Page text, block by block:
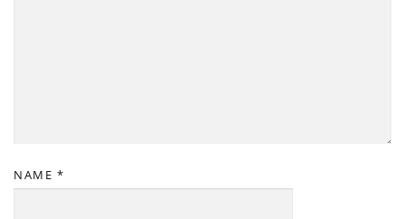
NAME *